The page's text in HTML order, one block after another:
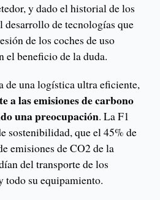
y dado el historial de los
desarrollo de tecnologías que
de los coches de uso
el beneficio de la duda.
de una logística ultra eficiente,
a las emisiones de carbono
una preocupación. La F1
sostenibilidad, que el 45% de
emisiones de CO2 de la
del transporte de los
todo su equipamiento.